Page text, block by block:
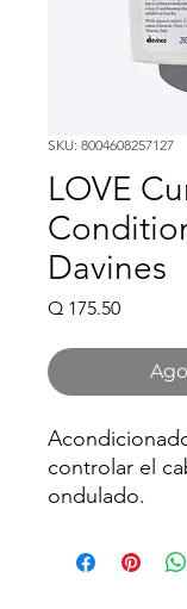
SKU: 8004608257127
LOVE
Davines
Q 175.50Precio
controlar el
ondulado.
suave y
elasticidad y